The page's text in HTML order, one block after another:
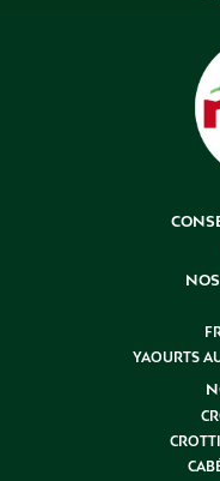
YAOURTS